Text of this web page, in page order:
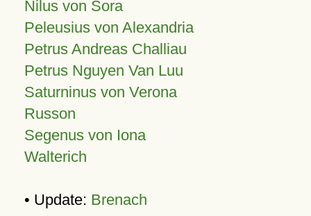
Nilus von Sora
Peleusius von Alexandria
Petrus Andreas Challiau
Petrus Nguyen Van Luu
Saturninus von Verona
Russon
Segenus von Iona
Walterich
• Update: Brenach